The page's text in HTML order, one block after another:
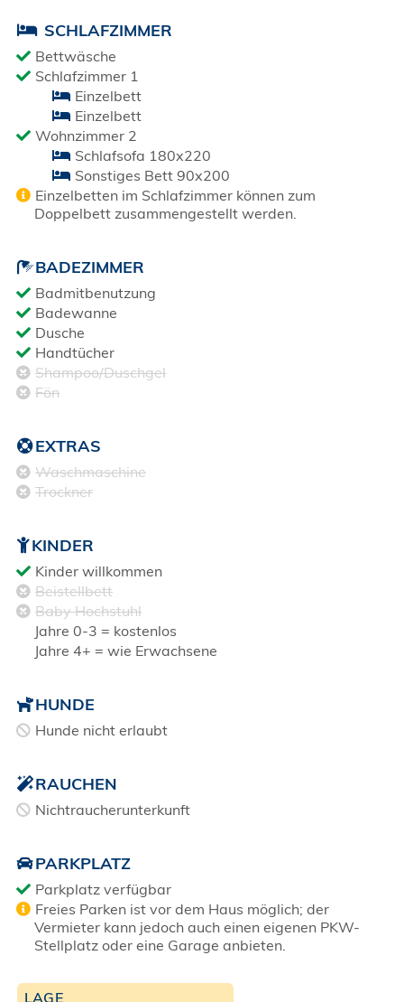
SCHLAFZIMMER
Bettwäsche
Schlafzimmer 1
Einzelbett
Einzelbett
Wohnzimmer 2
Schlafsofa 180x220
Sonstiges Bett 90x200
Einzelbetten im Schlafzimmer können zum
Doppelbett zusammengestellt werden.
BADEZIMMER
Badmitbenutzung
Badewanne
Dusche
Handtücher
Shampoo/Duschgel
Fön
EXTRAS
Waschmaschine
Trockner
KINDER
Kinder willkommen
Beistellbett
Baby Hochstuhl
Jahre 0-3 = kostenlos
Jahre 4+ = wie Erwachsene
HUNDE
Hunde nicht erlaubt
RAUCHEN
Nichtraucherunterkunft
PARKPLATZ
Parkplatz verfügbar
Freies Parken ist vor dem Haus möglich; der
Vermieter kann jedoch auch einen eigenen PKW-
Stellplatz oder eine Garage anbieten.
LAGE